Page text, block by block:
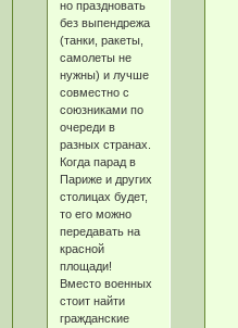
но праздновать
без выпендрежа
(танки, ракеты,
самолеты не
нужны) и лучше
совместно с
союзниками по
очереди в
разных странах.
Когда парад в
Париже и других
столицах будет,
то его можно
передавать на
красной
площади!
Вместо военных
стоит найти
гражданские